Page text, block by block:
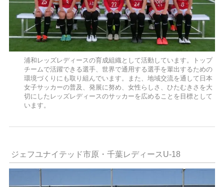
浦和レッズレディースの育成組織として活動しています。トップ
チームで活躍できる選手、世界で通用する選手を輩出するための
環境づくりにも取り組んでいます。また、地域交流を通して日本
女子サッカーの普及、発展に努め、女性らしさ、ひたむきさを大
切にしたレッズレディースのサッカーを広めることを目標として
います。
ジェフユナイテッド市原・千葉レディースU-18